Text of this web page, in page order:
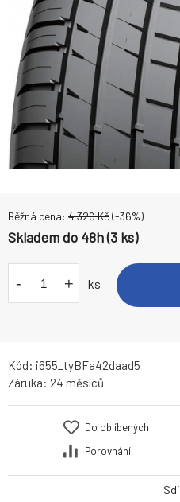
Běžná cena: 4 326Kč(-36%)
Skladem do 48h (3 ks)
- + ks
Kód: i655_tyBFa42daad5
Záruka: 24 měsíců
Do oblíbených
Porovnání